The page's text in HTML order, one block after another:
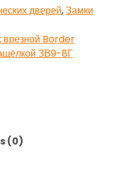
дверей,Замки
врезной Border
ЗВ9-8Г
(0)